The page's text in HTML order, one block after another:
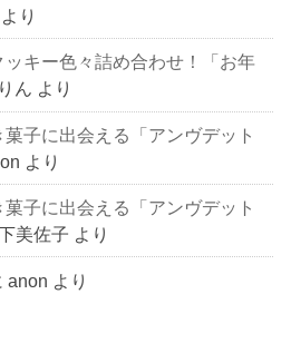
より
キー色々詰め合わせ！「お年
ん より
子に出会える「アンヴデット
より
子に出会える「アンヴデット
美佐子 より
anon より